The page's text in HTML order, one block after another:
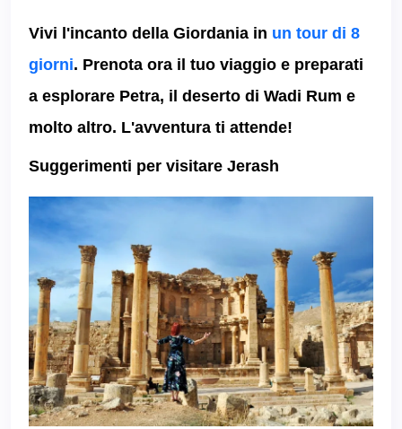
Vivi l'incanto della Giordania in un tour di 8
giorni. Prenota ora il tuo viaggio e preparati
a esplorare Petra, il deserto di Wadi Rum e
molto altro. L'avventura ti attende!
Suggerimenti per visitare Jerash